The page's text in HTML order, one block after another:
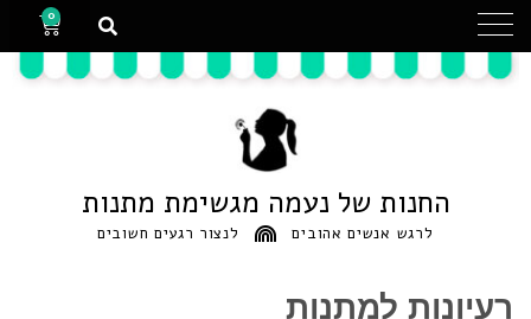
0
החנות של נעמה מגשימת מתנות
לרגש אנשים אהובים לנצור רגעים חשובים
רעיונות למתנות